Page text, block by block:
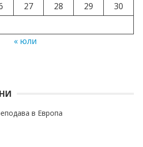
27 28 29
30
« юли
в Европа